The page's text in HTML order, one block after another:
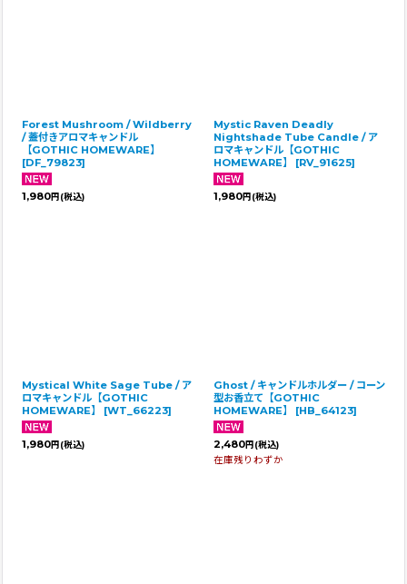
Forest Mushroom / Wildberry
/ 蓋付きアロマキャンドル
【GOTHIC HOMEWARE】
[DF_79823]
1,980円 (税込)
Mystic Raven Deadly
Nightshade Tube Candle / ア
ロマキャンドル【GOTHIC
HOMEWARE】
[RV_91625]
1,980円 (税込)
Mystical White Sage Tube / ア
ロマキャンドル【GOTHIC
HOMEWARE】
[WT_66223]
1,980円 (税込)
Ghost / キャンドルホルダー / コーン
型お香立て【GOTHIC
HOMEWARE】
[HB_64123]
2,480円 (税込)
在庫残りわずか